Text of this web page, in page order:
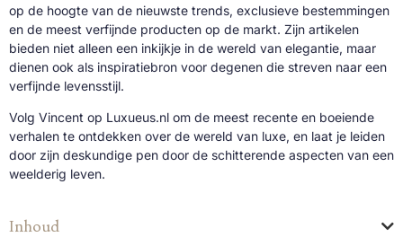
op de hoogte van de nieuwste trends, exclusieve bestemmingen
en de meest verfijnde producten op de markt. Zijn artikelen
bieden niet alleen een inkijkje in de wereld van elegantie, maar
dienen ook als inspiratiebron voor degenen die streven naar een
verfijnde levensstijl.
Volg Vincent op Luxueus.nl om de meest recente en boeiende
verhalen te ontdekken over de wereld van luxe, en laat je leiden
door zijn deskundige pen door de schitterende aspecten van een
weelderig leven.
Inhoud